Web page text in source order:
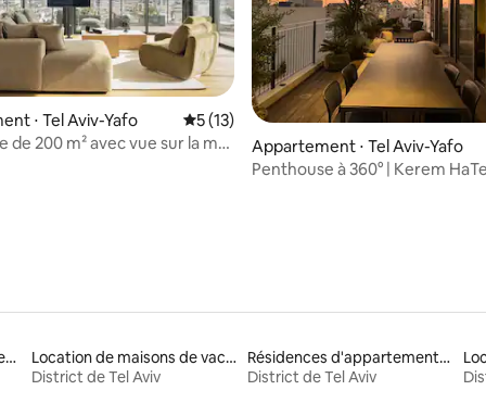
sur la base de 4 commentaires : 5 sur 5
⋅ Tel Aviv-Yafo Évaluation moyenne sur la base de 13
5 (13)
de 200 m² avec vue sur la mer
Appartement ⋅ Tel Aviv-Yafo
Penthouse à 360° | Kerem
Locations de vacances avec piscine
Location de maisons de vacances
District de Tel Aviv
Résidences d'appartements en location
District de Tel Aviv